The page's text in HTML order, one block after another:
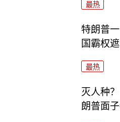
最热
特朗普
国霸权
最热
灭人种
朗普面